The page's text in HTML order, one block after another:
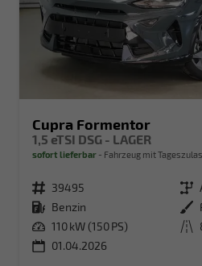
Cupra Formentor
1,5 eTSI DSG - LAGER
sofort lieferbar Fahrzeug mit
Fahrzeugnr. 39495 Getriebe
Kraftstoff Benzin Außenfarbe
Leistung 110 kW (150 PS) Kilometerstand
01.04.2026